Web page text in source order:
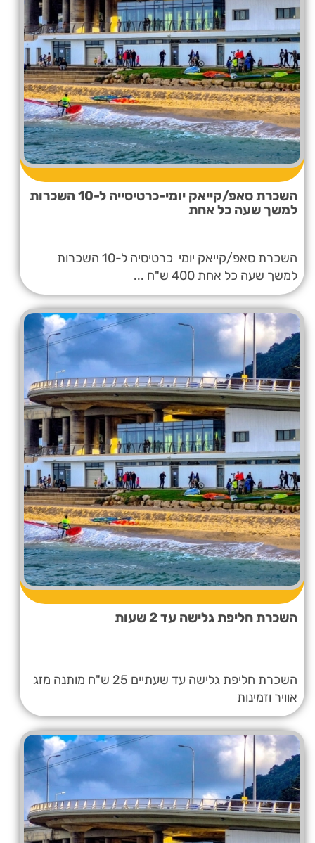
השכרת סאפ/קייאק יומי-כרטיסייה ל-10 השכרות
למשך שעה כל אחת
השכרת סאפ/קייאק יומי כרטיסיה ל-10 השכרות
למשך שעה כל אחת 400 ש"ח ...
השכרת חליפת גלישה עד 2 שעות
השכרת חליפת גלישה עד שעתיים 25 ש"ח מותנה מזג
אוויר וזמינות